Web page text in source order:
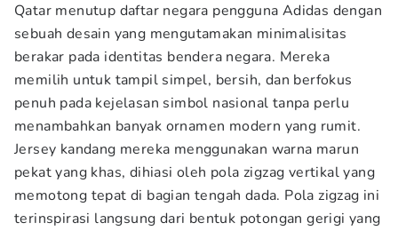
Qatar menutup daftar negara pengguna Adidas dengan
sebuah desain yang mengutamakan minimalisitas
berakar pada identitas bendera negara. Mereka
memilih untuk tampil simpel, bersih, dan berfokus
penuh pada kejelasan simbol nasional tanpa perlu
menambahkan banyak ornamen modern yang rumit.
Jersey kandang mereka menggunakan warna marun
pekat yang khas, dihiasi oleh pola zigzag vertikal yang
memotong tepat di bagian tengah dada. Pola zigzag ini
terinspirasi langsung dari bentuk potongan gerigi yang